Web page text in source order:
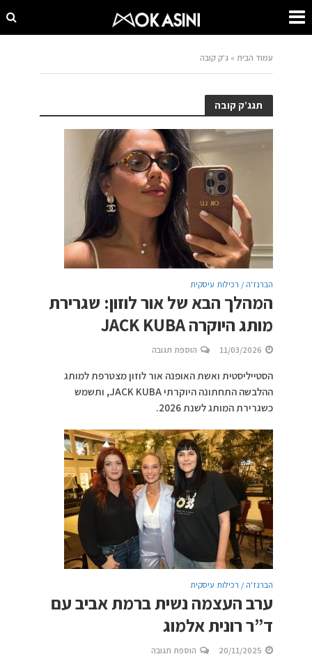
עמוד הבית »ג'ק קובה
תגג’ק קובה
הברנז'ה / רכילות עיסקית
המהלך הבא של אור לוזון: שגרירת
מותג היוקרה JACK KUBA
11/03/2026 הוספת תגובה
הסטייליסטית ואשת האופנה אור לוזון מצטרפת למותג
ההלבשה התחתונה היוקרתי JACK KUBA, ותשמש
כשגרירת המותג לשנת 2026.
הברנז'ה / רכילות עיסקית
ערב העצמה נשית ברמת אביב עם
ד”ר רונית אלמוג
20/11/2025 הוספת תגובה